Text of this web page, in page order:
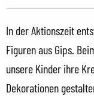
In der Aktionszeit
Figuren aus Gips.
unsere Kinder ihre
Dekorationen